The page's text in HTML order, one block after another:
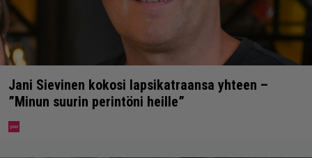
Jani Sievinen kokosi lapsikatraansa yhteen –
”Minun suurin perintöni heille”